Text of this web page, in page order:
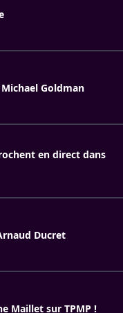
Goldman
en direct dans
Ducret
Maillet sur TPMP !